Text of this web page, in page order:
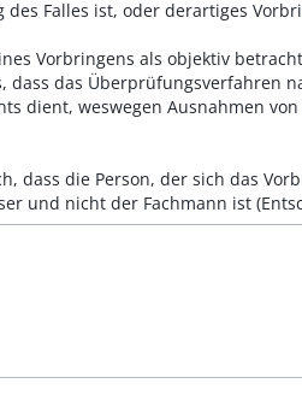
des Falles ist, oder derartiges
Vorbringens als objektiv
dass das Überprüfungsverfahren
dient, weswegen Ausnahmen
dass die Person, der sich das
und nicht der Fachmann ist